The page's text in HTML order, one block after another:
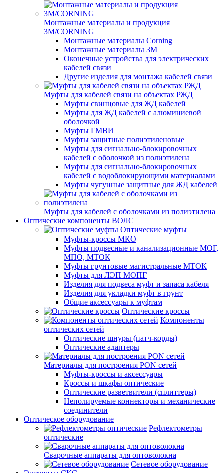
Монтажные материалы и продукция
3M/CORNING
Монтажные материалы Corning
Монтажные материалы 3M
Оконечные устройства для электрических
кабелей связи
Другие изделия для монтажа кабелей связи
Муфты для кабелей связи на объектах РЖД
Муфты свинцовые для ЖД кабелей
Муфты для ЖД кабелей с алюминиевой
оболочкой
Муфты ГМВИ
Муфты защитные полиэтиленовые
Муфты для сигнально-блокировочных
кабелей с оболочкой из полиэтилена
Муфты для сигнально-блокировочных
кабелей с водоблокирующими материалами
Муфты чугунные защитные для ЖД кабелей
Муфты для кабелей с оболочками из полиэтилена
Оптические компоненты ВОЛС
Оптические муфты
Муфты-кроссы МКО
Муфты подвесные и канализационные МОГ,
МПО, МТОК
Муфты грунтовые магистральные МТОК
Муфты для ЛЭП МОПГ
Изделия для подвеса муфт и запаса кабеля
Изделия для укладки муфт в грунт
Общие аксессуары к муфтам
Оптические кроссы
Компоненты
оптических сетей
Оптические шнуры (патч-корды)
Оптические адаптеры
Материалы для построения PON сетей
Муфты-кроссы и аксессуары
Кроссы и шкафы оптические
Оптические разветвители (сплиттеры)
Неполируемые коннекторы и механические
соединители
Оптическое оборудование
Рефлектометры
оптические
Сварочные аппараты для оптоволокна
Сетевое оборудование